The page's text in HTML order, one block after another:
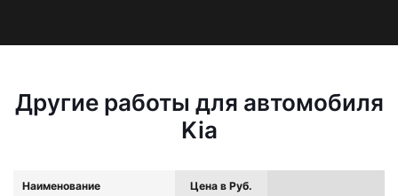
Другие работы для автомобиля
Kia
Наименование Цена в Руб.